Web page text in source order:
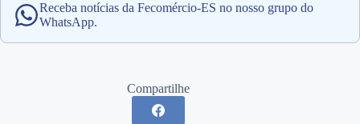
Receba notícias da Fecomércio-ES no nosso grupo do
WhatsApp.
Compartilhe